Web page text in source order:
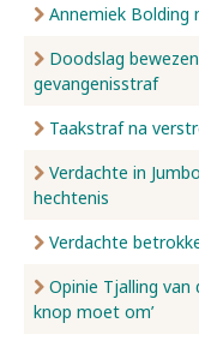
Annemiek Bolding
Doodslag
gevangenisstraf
Taakstraf na
Verdachte in
hechtenis
Verdachte
Opinie Tjalling van
knop moet om’